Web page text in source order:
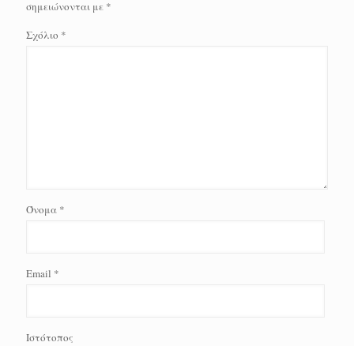
σημειώνονται με *
Σχόλιο *
Όνομα *
Email *
Ιστότοπος